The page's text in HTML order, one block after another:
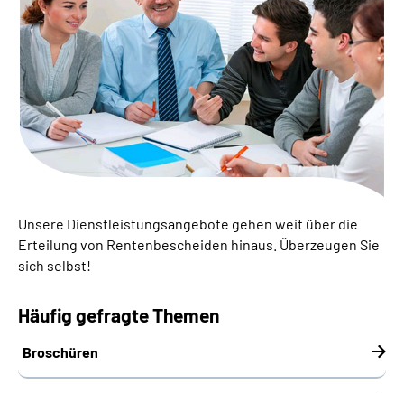
Presse und Experten
Karriere
Über uns
Inhalte in Gebärdensprache (DGS)
Suche
Unsere Dienstleistungsangebote gehen weit über die
Erteilung von Rentenbescheiden hinaus. Überzeugen Sie
sich selbst!
Häufig gefragte Themen
Broschüren